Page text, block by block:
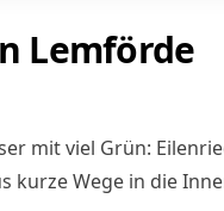
Lemförde
mit viel Grün:
kurze Wege in die